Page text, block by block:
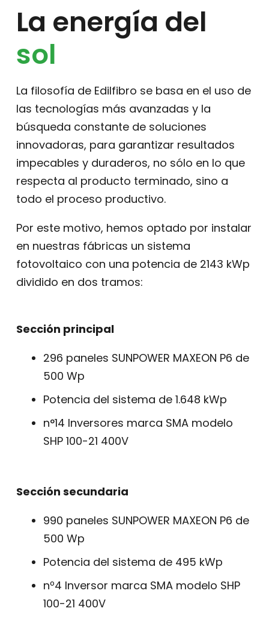
La energía del
sol
La filosofía de Edilfibro se basa en el uso de
las tecnologías más avanzadas y la
búsqueda constante de soluciones
innovadoras, para garantizar resultados
impecables y duraderos, no sólo en lo que
respecta al producto terminado, sino a
todo el proceso productivo.
Por este motivo, hemos optado por instalar
en nuestras fábricas un sistema
fotovoltaico con una potencia de 2143 kWp
dividido en dos tramos:
Sección principal
296 paneles SUNPOWER MAXEON P6 de
500 Wp
Potencia del sistema de 1.648 kWp
n°14 Inversores marca SMA modelo
SHP 100-21 400V
Sección secundaria
990 paneles SUNPOWER MAXEON P6 de
500 Wp
Potencia del sistema de 495 kWp
nº4 Inversor marca SMA modelo SHP
100-21 400V